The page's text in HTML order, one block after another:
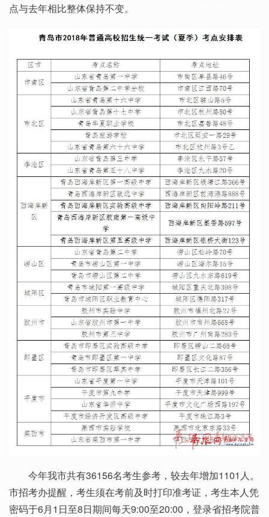
点与去年相比整体保持不变。
今年我市共有36156名考生参考，较去年增加1101人。
市招考办提醒，考生须在考前及时打印准考证，考生本人凭
密码于6月1日至8日期间每天9:00至20:00，登录省招考院普